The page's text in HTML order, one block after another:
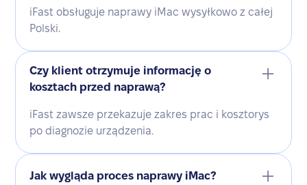
iFast obsługuje naprawy iMac wysyłkowo z całej
Polski.
Czy klient otrzymuje informację o
kosztach przed naprawą?
iFast zawsze przekazuje zakres prac i kosztorys
po diagnozie urządzenia.
Jak wygląda proces naprawy iMac?